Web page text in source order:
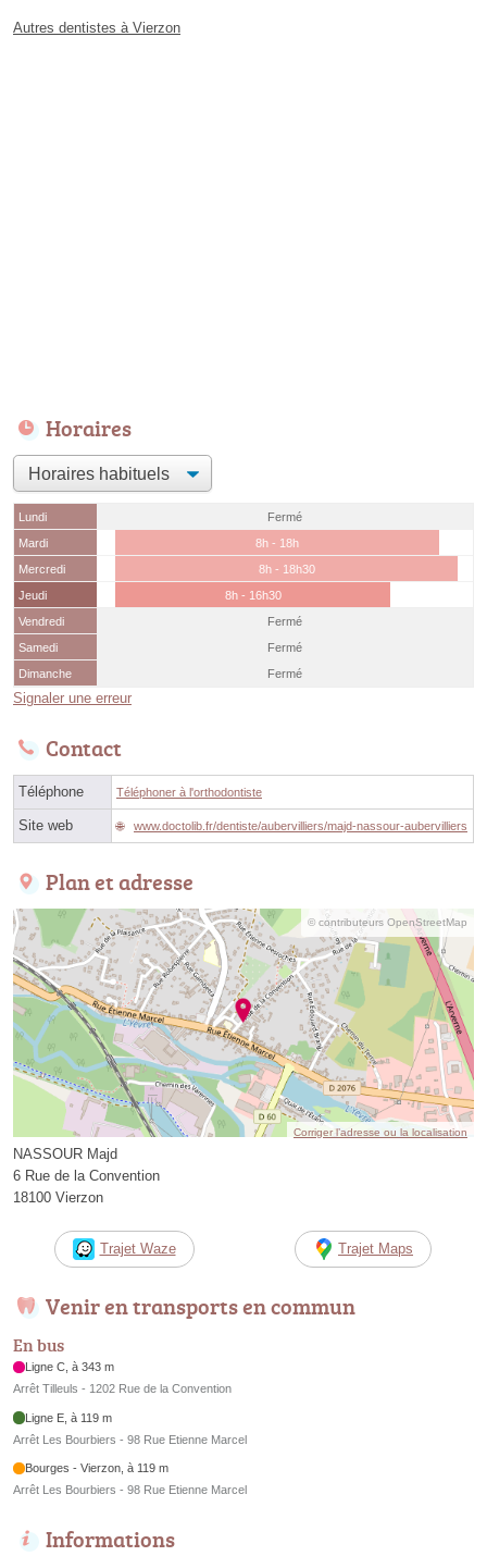
Autres dentistes à Vierzon
Horaires
Lundi
Fermé
Mardi
8h - 18h
Mercredi
8h - 18h30
Jeudi
8h - 16h30
Vendredi
Fermé
Samedi
Fermé
Dimanche
Fermé
Signaler une erreur
Contact
Téléphone Téléphoner à l'orthodontiste
Site web www.doctolib.fr/dentiste/aubervilliers/majd-nassour-aubervilliers
Plan et adresse
© contributeurs OpenStreetMap
Corriger l’adresse ou la localisation
NASSOUR Majd
6 Rue de la Convention
18100 Vierzon
Trajet Waze Trajet Maps
Venir en transports en commun
En bus
Ligne C, à 343 m
Arrêt Tilleuls - 1202 Rue de la Convention
Ligne E, à 119 m
Arrêt Les Bourbiers - 98 Rue Etienne Marcel
Bourges - Vierzon, à 119 m
Arrêt Les Bourbiers - 98 Rue Etienne Marcel
Informations